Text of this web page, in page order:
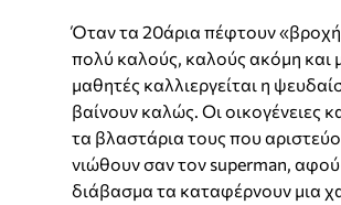
Όταν τα 20άρια πέφτουν
πολύ καλούς, καλούς ακόμη και
μαθητές καλλιεργείται η
βαίνουν καλώς. Οι οικογένειες
τα βλαστάρια τους που
νιώθουν σαν τον superman, αφού
διάβασμα τα καταφέρνουν μια